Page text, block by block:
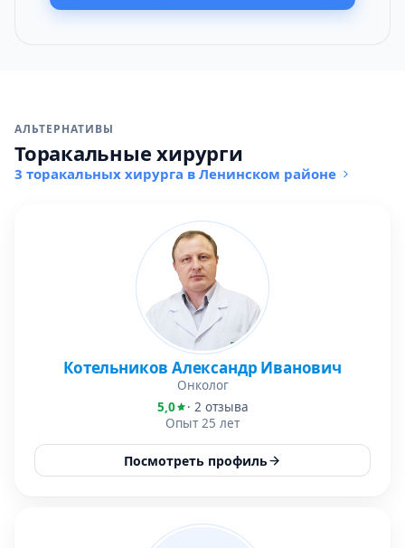
АЛЬТЕРНАТИВЫ
Торакальные хирурги
3 торакальных хирурга в Ленинском районе
Котельников Александр Иванович
Онколог
5,0
· 2 отзыва
Опыт 25 лет
Посмотреть профиль